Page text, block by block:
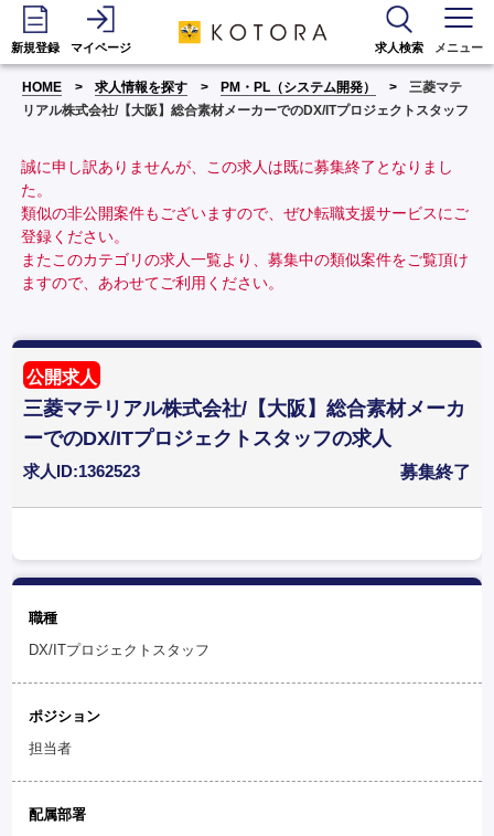
新規登録 マイページ 求人検索 メニュー
HOME 求人情報を探す PM・PL（システム開発）
三菱マテ
リアル株式会社/【大阪】総合素材メーカーでのDX/ITプロジェクトスタッフ
誠に申し訳ありませんが、この求人は既に募集終了となりまし
た。
類似の非公開案件もございますので、ぜひ転職支援サービスにご
登録ください。
またこのカテゴリの求人一覧より、募集中の類似案件をご覧頂け
ますので、あわせてご利用ください。
公開求人
三菱マテリアル株式会社/【大阪】総合素材メーカ
ーでのDX/ITプロジェクトスタッフの求人
求人ID:1362523 募集終了
職種
DX/ITプロジェクトスタッフ
ポジション
担当者
配属部署